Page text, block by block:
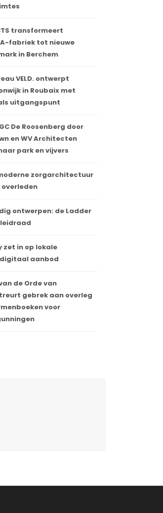
transformeert
fabriek tot nieuwe
in Berchem
VELD. ontwerpt
in Roubaix met
uitgangspunt
De Roosenberg door
en WV Architecten
park en vijvers
zorgarchitectuur
overleden
ontwerpen: de Ladder
zet in op lokale
aanbod
de Orde van
gebrek aan overleg
voor